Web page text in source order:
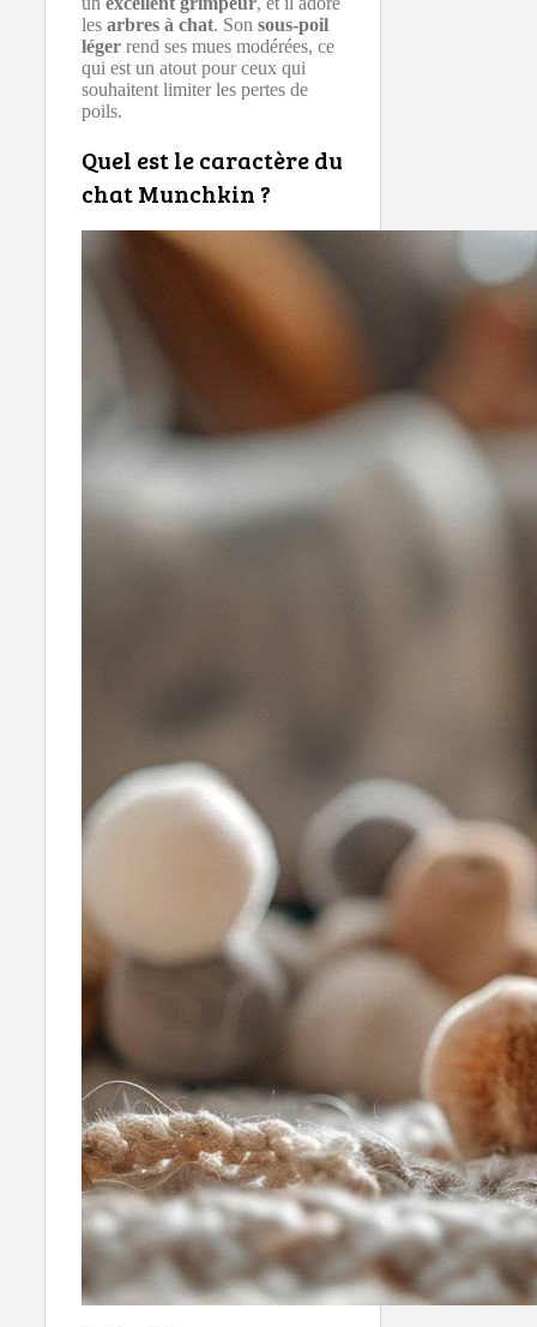
les arbres à chat. Son sous-poil
léger rend ses mues modérées, ce
qui est un atout pour ceux qui
souhaitent limiter les pertes de
poils.
Quel est le caractère du
chat Munchkin ?